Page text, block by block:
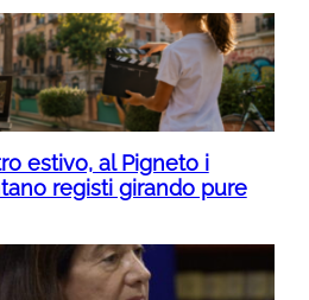
estivo, al Pigneto i
registi girando pure